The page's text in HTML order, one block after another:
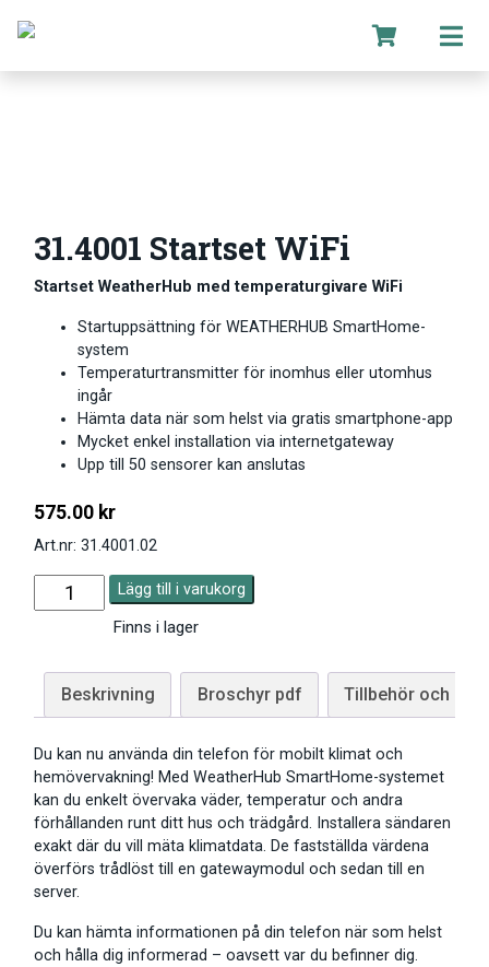
31.4001 Startset WiFi
Startset WeatherHub med temperaturgivare WiFi
Startuppsättning för WEATHERHUB SmartHome-
system
Temperaturtransmitter för inomhus eller utomhus
ingår
Hämta data när som helst via gratis smartphone-app
Mycket enkel installation via internetgateway
Upp till 50 sensorer kan anslutas
575.00 kr
Art.nr: 31.4001.02
Lägg till i varukorg
Finns i lager
Beskrivning Broschyr pdf Tillbehör och
Du kan nu använda din telefon för mobilt klimat och
hemövervakning! Med WeatherHub SmartHome-systemet
kan du enkelt övervaka väder, temperatur och andra
förhållanden runt ditt hus och trädgård. Installera sändaren
exakt där du vill mäta klimatdata. De fastställda värdena
överförs trådlöst till en gatewaymodul och sedan till en
server.
Du kan hämta informationen på din telefon när som helst
och hålla dig informerad – oavsett var du befinner dig.